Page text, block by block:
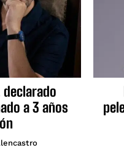
declarado
a 3 años